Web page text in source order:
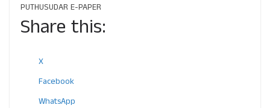
PUTHUSUDAR E-PAPER
Share this:
X
Facebook
WhatsApp